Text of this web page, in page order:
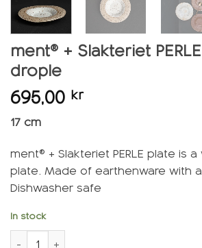
ment® + Slakteriet
drople
695,00 kr
17 cm
ment® + Slakteriet PERLE plate is
plate. Made of earthenware with
Dishwasher safe
In stock
ment® + Slaughterhouse PERLE